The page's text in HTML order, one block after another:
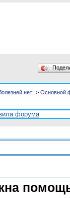
нет! > Основной
форума